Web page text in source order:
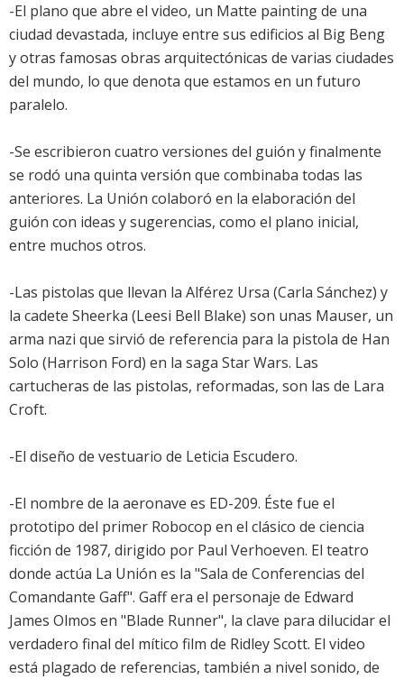
-El plano que abre el video, un Matte painting de una
ciudad devastada, incluye entre sus edificios al Big Beng
y otras famosas obras arquitectónicas de varias ciudades
del mundo, lo que denota que estamos en un futuro
paralelo.
-Se escribieron cuatro versiones del guión y finalmente
se rodó una quinta versión que combinaba todas las
anteriores. La Unión colaboró en la elaboración del
guión con ideas y sugerencias, como el plano inicial,
entre muchos otros.
-Las pistolas que llevan la Alférez Ursa (Carla Sánchez) y
la cadete Sheerka (Leesi Bell Blake) son unas Mauser, un
arma nazi que sirvió de referencia para la pistola de Han
Solo (Harrison Ford) en la saga Star Wars. Las
cartucheras de las pistolas, reformadas, son las de Lara
Croft.
-El diseño de vestuario de Leticia Escudero.
-El nombre de la aeronave es ED-209. Éste fue el
prototipo del primer Robocop en el clásico de ciencia
ficción de 1987, dirigido por Paul Verhoeven. El teatro
donde actúa La Unión es la "Sala de Conferencias del
Comandante Gaff". Gaff era el personaje de Edward
James Olmos en "Blade Runner", la clave para dilucidar el
verdadero final del mítico film de Ridley Scott. El video
está plagado de referencias, también a nivel sonido, de